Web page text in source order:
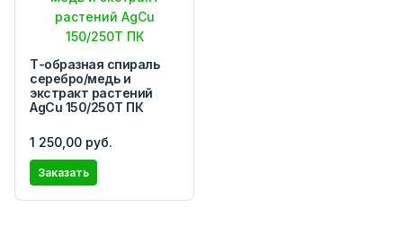
Т-образная спираль
серебро/медь и
экстракт растений
AgCu 150/250Т ПК
1 250,00 руб.
Заказать